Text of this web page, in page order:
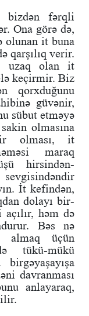
bizdən fərqli
Ona görə də,
olunan it buna
qarşılıq verir.
uzaq olan it
keçirmir. Biz
qorxduğunu
güvənir,
sübut etməyə
olmasına
olması, it
maraq
hirsindən-
İt kefindən,
dolayı bir-
həm də
Bəs nə
almaq üçün
tükü-mükü
davranması
anlayaraq,